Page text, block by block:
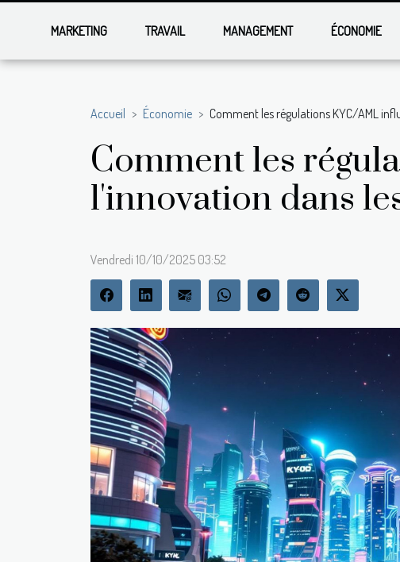
MARKETING TRAVAIL MANAGEMENT ÉCONOMIE
Accueil Économie Comment les régulations KYC/AML
Comment les
l'innovation dans
Vendredi 10/10/2025 03:52